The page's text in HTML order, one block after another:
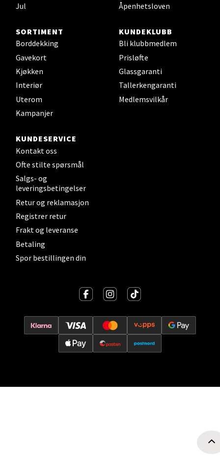
Jul
Åpenhetsloven
SORTIMENT
Borddekking
Gavekort
Kjøkken
Interiør
Uterom
Kampanjer
KUNDEKLUBB
Bli klubbmedlem
Prisløfte
Glassgaranti
Tallerkengaranti
Medlemsvilkår
KUNDESERVICE
Kontakt oss
Ofte stilte spørsmål
Salgs- og
leveringsbetingelser
Retur og reklamasjon
Registrer retur
Frakt og leveranse
Betaling
Spor bestillingen din
Sjøfartsgata 2, 7714 Steinkjer
Åpent i dag 10-20
Leirvik - Stord
Torgbakken 2, 5401 Stord
Åpent i dag 10-17
0 i butikk
Vitaminveien 7 - 9, 0485 Oslo
Åpent i dag 10-21
0 i butikk